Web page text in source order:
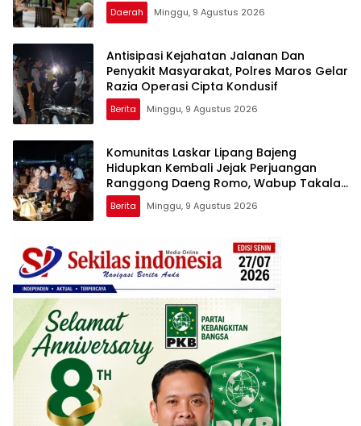
Melayani Terapis Gratis untuk Pasien
Dhuafa dan umum.
Daerah Minggu, 9 Agustus 2026
Antisipasi Kejahatan Jalanan Dan
Penyakit Masyarakat, Polres Maros Gelar
Razia Operasi Cipta Kondusif
Berita Minggu, 9 Agustus 2026
Komunitas Laskar Lipang Bajeng
Hidupkan Kembali Jejak Perjuangan
Ranggong Daeng Romo, Wabup Takalar:
Apresiasi Bahwa Sejarah Adalah
Warisan yang Tak Ternilai”.
Berita Minggu, 9 Agustus 2026